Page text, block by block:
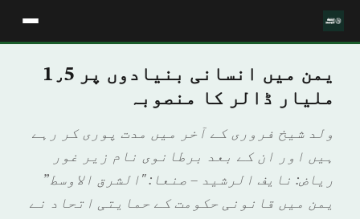
یمن میں انسانی بنیادوں پر 1٫5
ملیار ڈالر کا منصوبہ
ولد شیخ فروری کے آخر میں مدت پوری کر رہے
ہیں اور ان کے بعد برطانوی نام زیر غور
ریاض: نایف الرشید – صنعا: "الشرق الاوسط”
یمن میں قانونی حکومت کے حمایتی اتحاد نے